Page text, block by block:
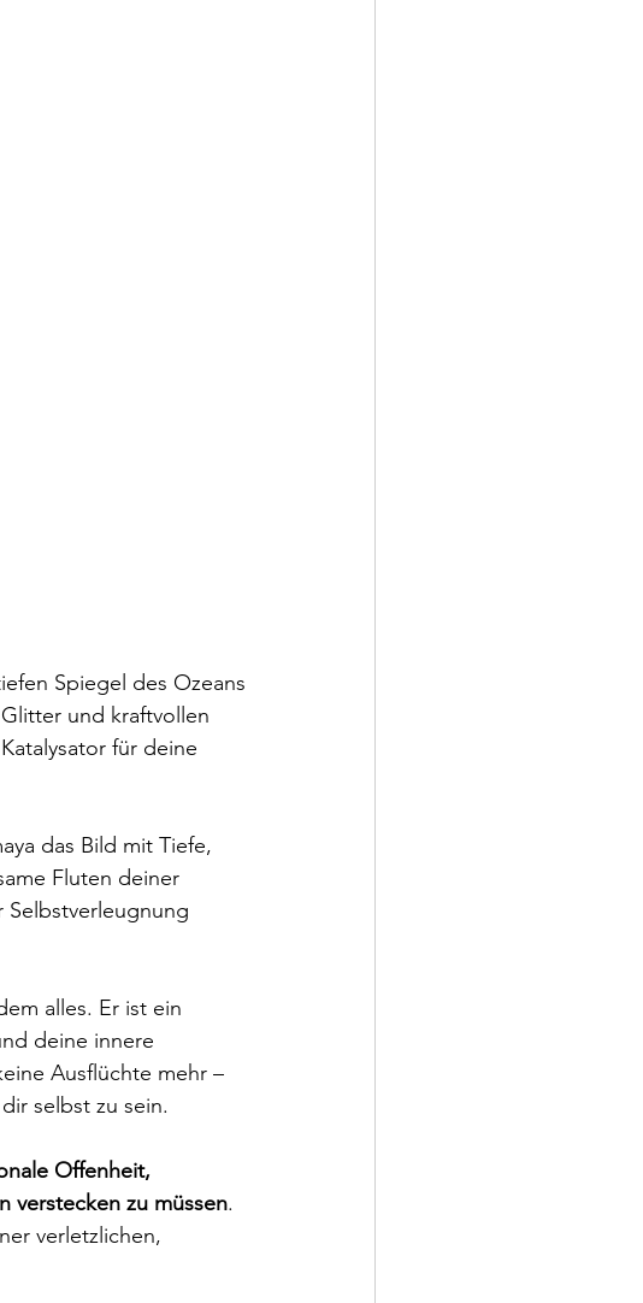
Spiegel des Ozeans
und kraftvollen
für deine
das Bild mit Tiefe,
Fluten deiner
alles. Er ist ein
deine innere
Ausflüchte mehr –
selbst zu sein.
Offenheit,
verstecken zu müssen.
verletzlichen,